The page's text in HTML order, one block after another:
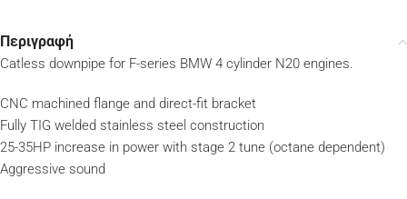
Περιγραφή
Catless downpipe for F-series BMW 4 cylinder N20 engines.
CNC machined flange and direct-fit bracket
Fully TIG welded stainless steel construction
25-35HP increase in power with stage 2 tune (octane dependent)
Aggressive sound